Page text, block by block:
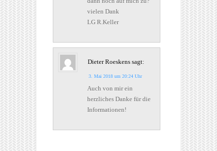
vielen Dank
LG R.Keller
Dieter Roeskens sagt:
3. Mai 2018 um 20:24 Uhr
Auch von mir ein
herzliches Danke für die
Informationen!